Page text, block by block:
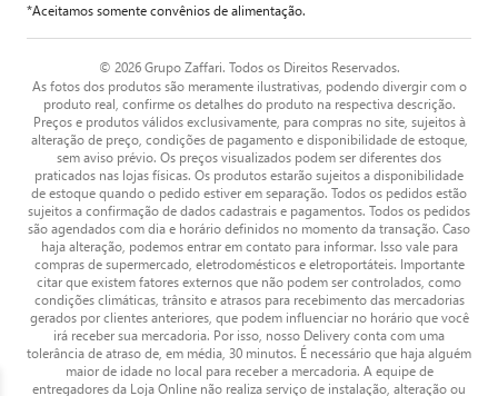
*Aceitamos somente convênios de alimentação.
© 2026 Grupo Zaffari. Todos os Direitos Reservados.
As fotos dos produtos são meramente ilustrativas, podendo divergir com o
produto real, confirme os detalhes do produto na respectiva descrição.
Preços e produtos válidos exclusivamente, para compras no site, sujeitos à
alteração de preço, condições de pagamento e disponibilidade de estoque,
sem aviso prévio. Os preços visualizados podem ser diferentes dos
praticados nas lojas físicas. Os produtos estarão sujeitos a disponibilidade
de estoque quando o pedido estiver em separação. Todos os pedidos estão
sujeitos a confirmação de dados cadastrais e pagamentos. Todos os pedidos
são agendados com dia e horário definidos no momento da transação. Caso
haja alteração, podemos entrar em contato para informar. Isso vale para
compras de supermercado, eletrodomésticos e eletroportáteis. Importante
citar que existem fatores externos que não podem ser controlados, como
condições climáticas, trânsito e atrasos para recebimento das mercadorias
gerados por clientes anteriores, que podem influenciar no horário que você
irá receber sua mercadoria. Por isso, nosso Delivery conta com uma
tolerância de atraso de, em média, 30 minutos. É necessário que haja alguém
maior de idade no local para receber a mercadoria. A equipe de
entregadores da Loja Online não realiza serviço de instalação, alteração ou